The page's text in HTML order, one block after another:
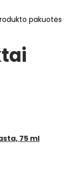
pakuotės
75 ml